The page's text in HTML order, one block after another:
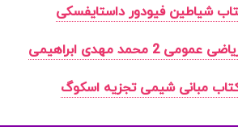
شیاطین فیودور داستایفسکی
2 محمد مهدی ابراهیمی
مبانی شیمی تجزیه اسکوگ